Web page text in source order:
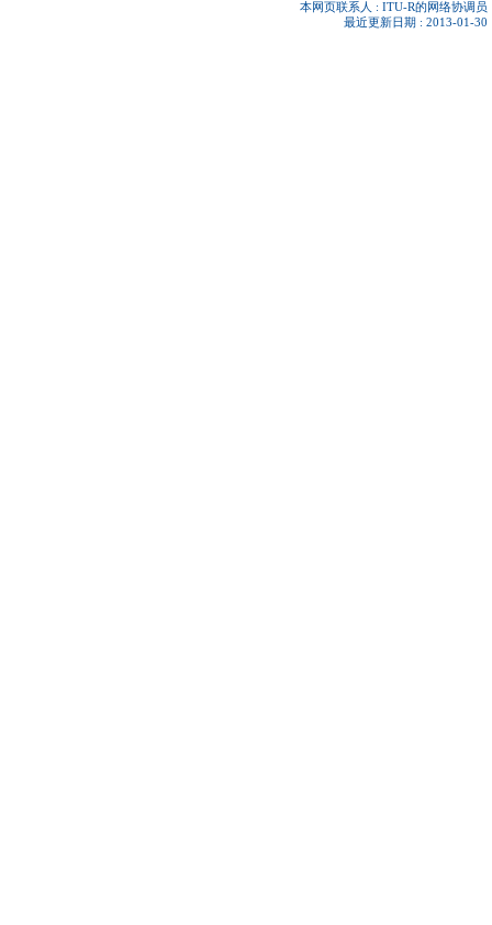
本网页联系人 : ITU-R的网络协调员
最近更新日期 : 2013-01-30